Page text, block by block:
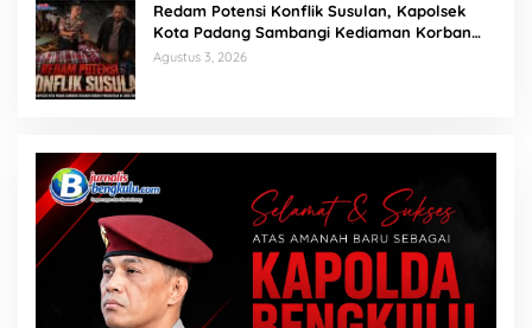
Redam Potensi Konflik Susulan, Kapolsek
Kota Padang Sambangi Kediaman Korban
Penganiayaan di Lubuk Mumpo
Agustus 3, 2026